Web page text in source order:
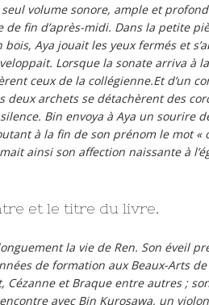
volume sonore, ample et
fin d’après-midi. Dans la petite
bois, Aya jouait les yeux fermés et
Lorsque la sonate arriva à
ceux de la collégienne.Et d’un
deux archets se détachèrent des
Bin envoya à Aya un sourire
à la fin de son prénom le mot «
ainsi son affection naissante à
et le titre du livre.
la vie de Ren. Son éveil
de formation aux Beaux-Arts
Cézanne et Braque entre autres ;
avec Bin Kurosawa, un